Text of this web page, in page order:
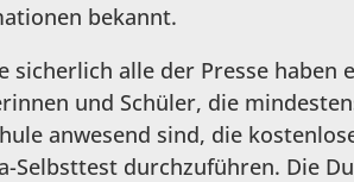
bekannt.
sicherlich alle der Presse haben
und Schüler, die
anwesend sind, die
Selbsttest durchzuführen. Die